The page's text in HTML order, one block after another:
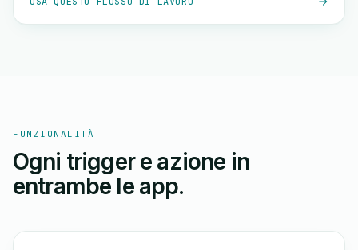
FUNZIONALITÀ
Ogni trigger e azione in
entrambe le app.